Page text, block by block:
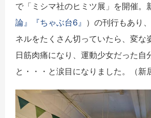
で「ミシマ社のヒミツ展」を開催。
論』
『ちゃぶ台6』 ）の刊行もあり
ネルをたくさん切っていたら、変な
日筋肉痛になり、運動少女だった自
と・・・と涙目になりました。（新